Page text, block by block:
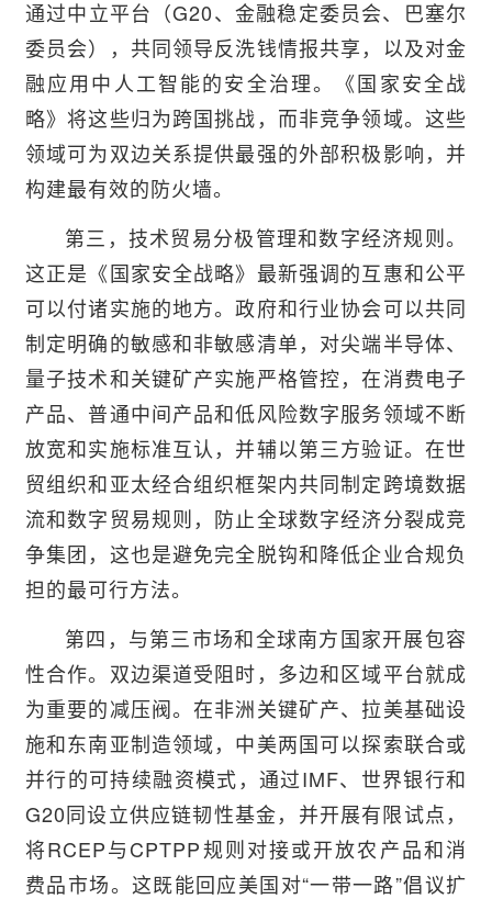
通过中立平台（G20、金融稳定委员会、巴塞尔
委员会），共同领导反洗钱情报共享，以及对金
融应用中人工智能的安全治理。《国家安全战
略》将这些归为跨国挑战，而非竞争领域。这些
领域可为双边关系提供最强的外部积极影响，并
构建最有效的防火墙。
第三，技术贸易分极管理和数字经济规则。
这正是《国家安全战略》最新强调的互惠和公平
可以付诸实施的地方。政府和行业协会可以共同
制定明确的敏感和非敏感清单，对尖端半导体、
量子技术和关键矿产实施严格管控，在消费电子
产品、普通中间产品和低风险数字服务领域不断
放宽和实施标准互认，并辅以第三方验证。在世
贸组织和亚太经合组织框架内共同制定跨境数据
流和数字贸易规则，防止全球数字经济分裂成竞
争集团，这也是避免完全脱钩和降低企业合规负
担的最可行方法。
第四，与第三市场和全球南方国家开展包容
性合作。双边渠道受阻时，多边和区域平台就成
为重要的减压阀。在非洲关键矿产、拉美基础设
施和东南亚制造领域，中美两国可以探索联合或
并行的可持续融资模式，通过IMF、世界银行和
G20同设立供应链韧性基金，并开展有限试点，
将RCEP与CPTPP规则对接或开放农产品和消
费品市场。这既能回应美国对“一带一路”倡议扩